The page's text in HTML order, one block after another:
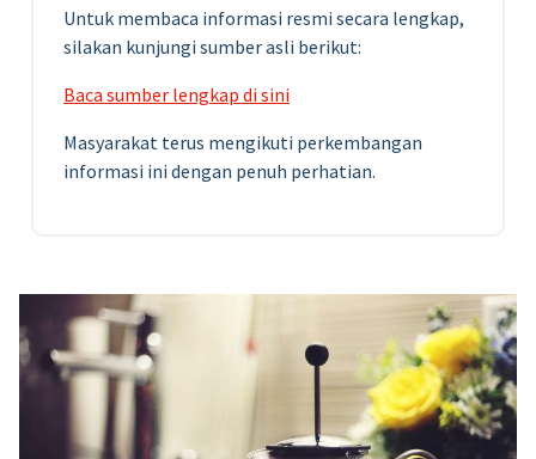
Untuk membaca informasi resmi secara lengkap,
silakan kunjungi sumber asli berikut:
Baca sumber lengkap di sini
Masyarakat terus mengikuti perkembangan
informasi ini dengan penuh perhatian.